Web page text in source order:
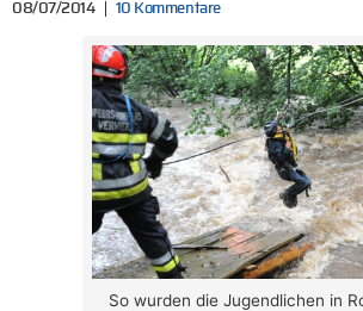
08/07/2014 10 Kommentare
So wurden die Jugendlichen in